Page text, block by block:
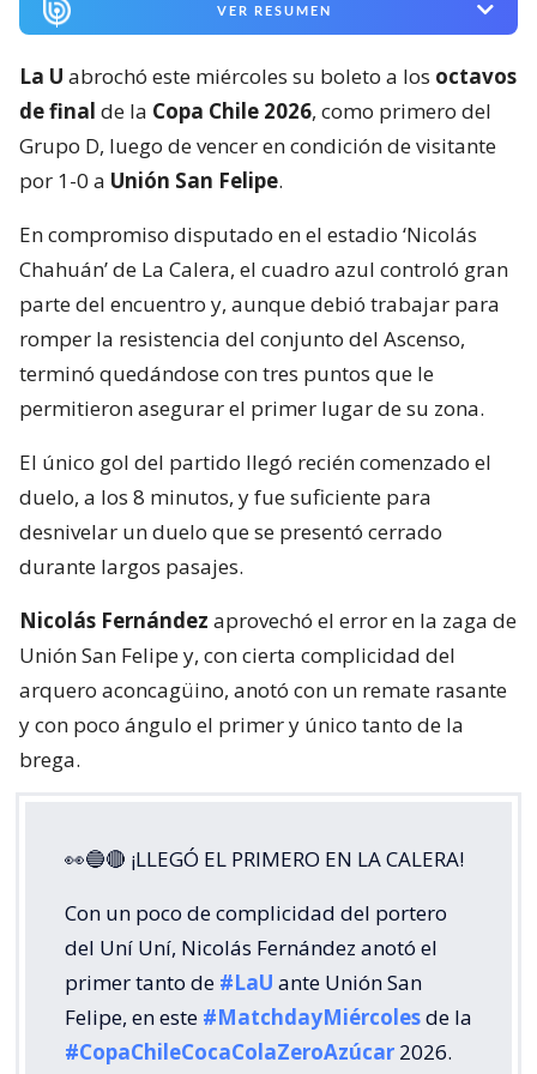
VER RESUMEN
La U abrochó este miércoles su boleto a los octavos
de final de la Copa Chile 2026, como primero del
Grupo D, luego de vencer en condición de visitante
por 1-0 a Unión San Felipe.
En compromiso disputado en el estadio ‘Nicolás
Chahuán’ de La Calera, el cuadro azul controló gran
parte del encuentro y, aunque debió trabajar para
romper la resistencia del conjunto del Ascenso,
terminó quedándose con tres puntos que le
permitieron asegurar el primer lugar de su zona.
El único gol del partido llegó recién comenzado el
duelo, a los 8 minutos, y fue suficiente para
desnivelar un duelo que se presentó cerrado
durante largos pasajes.
Nicolás Fernández aprovechó el error en la zaga de
Unión San Felipe y, con cierta complicidad del
arquero aconcagüino, anotó con un remate rasante
y con poco ángulo el primer y único tanto de la
brega.
👀🔵🔴 ¡LLEGÓ EL PRIMERO EN LA CALERA!
Con un poco de complicidad del portero
del Uní Uní, Nicolás Fernández anotó el
primer tanto de #LaU ante Unión San
Felipe, en este #MatchdayMiércolesde la
#CopaChileCocaColaZeroAzúcar 2026.